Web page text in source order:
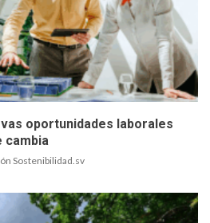
oportunidades laborales
cambia
Sostenibilidad.sv